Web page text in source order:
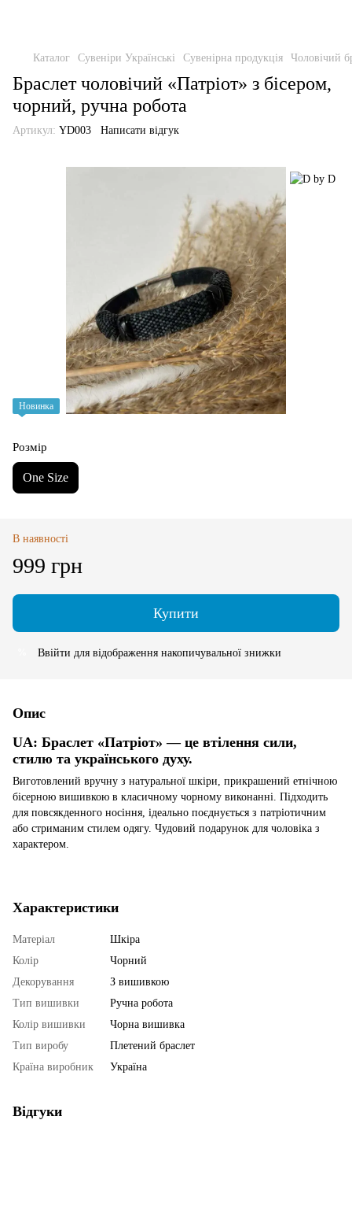
Каталог Сувеніри Українські Сувенірна продукція Чоловічий
Браслет чоловічий «Патріот» з бісером,
чорний, ручна робота
Артикул: YD003 Написати відгук
Новинка
Розмір
One Size
В наявності
999 грн
Купити
Ввійти для відображення накопичувальної знижки
Опис
UA: Браслет «Патріот» — це втілення сили,
стилю та українського духу.
Виготовлений вручну з натуральної шкіри, прикрашений етнічною
бісерною вишивкою в класичному чорному виконанні. Підходить
для повсякденного носіння, ідеально поєднується з патріотичним
або стриманим стилем одягу. Чудовий подарунок для чоловіка з
характером.
Характеристики
Матеріал
Шкіра
Колір
Чорний
Декорування
З вишивкою
Тип вишивки
Ручна робота
Колір вишивки
Чорна вишивка
Тип виробу
Плетений браслет
Країна виробник
Україна
Відгуки